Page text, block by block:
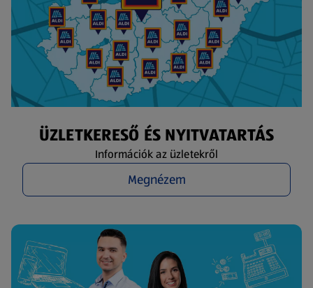
ÜZLETKERESŐ ÉS NYITVATARTÁS
Információk az üzletekről
Megnézem